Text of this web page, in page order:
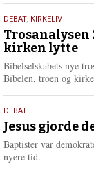
2.
juni
2026
DEBAT, KIRKELIV
Trosanalysen
kirken lytte
Bibelselskabets nye
Bibelen, troen og
18.
maj
2026
DEBAT
Jesus gjorde
Baptister var
nyere tid.